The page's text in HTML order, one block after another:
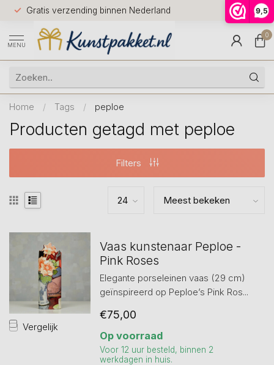
9,5
Gratis verzending binnen Nederland
Voor
huis
9.5
MENU
0
Home / Tags / peploe
Producten getagd met peploe
Filters
Vergelijk
Vaas kunstenaar Peploe -
Pink Roses
Elegante porseleinen vaas (29 cm)
geïnspireerd op Peploe’s Pink Ros...
€75,00
Op voorraad
Voor 12 uur besteld, binnen 2
werkdagen in huis.